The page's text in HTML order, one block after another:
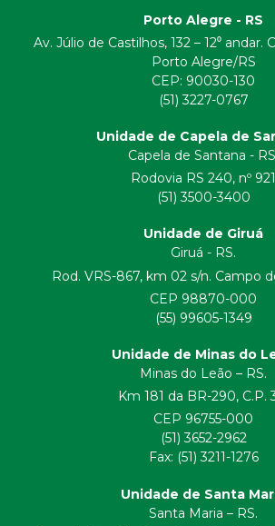
Porto Alegre - RS
Av. Júlio de Castilhos, 132 – 12⁰ andar.
Porto Alegre/RS
CEP: 90030-130
(51) 3227-0767
Unidade de Capela de
Capela de Santana -
Rodovia RS 240, nº 921
(51) 3500-3400
Unidade de Giruá
Giruá - RS.
Rod. VRS-867, km 02 s/n. Campo
CEP 98870-000
(55) 99605-1349
Unidade de Minas do
Minas do Leão – RS.
Km 181 da BR-290, C.P.
CEP 96755-000
(51) 3652-2962
Fax: (51) 3211-1276
Unidade de Santa
Santa Maria – RS.